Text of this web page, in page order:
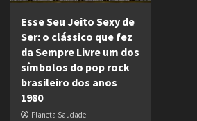
Esse Seu Jeito Sexy de
Ser: o clássico que fez
da Sempre Livre um dos
símbolos do pop rock
brasileiro dos anos
1980
Planeta Saudade